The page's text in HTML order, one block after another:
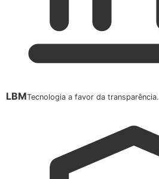
LBMTecnologia a favor da transparência.